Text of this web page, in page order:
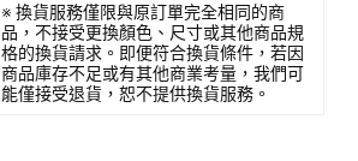
※ 換貨服務僅限與原訂單完全相同的商
品，不接受更換顏色、尺寸或其他商品規
格的換貨請求。即便符合換貨條件，若因
商品庫存不足或有其他商業考量，我們可
能僅接受退貨，恕不提供換貨服務。